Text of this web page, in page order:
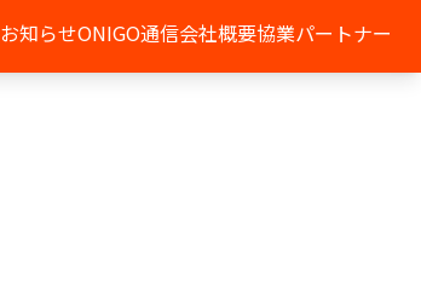
お知らせONIGO通信会社概要協業パートナー